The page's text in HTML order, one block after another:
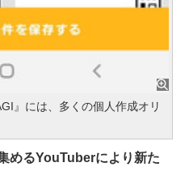
』には、多くの個人作成オリ
めるYouTuberにより新た